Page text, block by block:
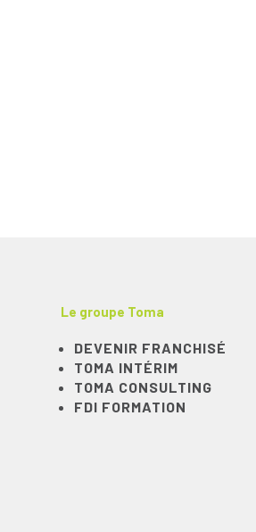
Le groupe Toma
DEVENIR FRANCHISÉ
TOMA INTÉRIM
TOMA CONSULTING
FDI FORMATION